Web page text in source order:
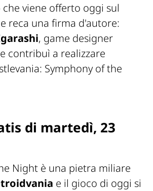
viene offerto oggi sul
reca una firma d'autore:
, game designer
contribuì a realizzare
Symphony of the
di martedì, 23
Night è una pietra miliare
e il gioco di oggi si